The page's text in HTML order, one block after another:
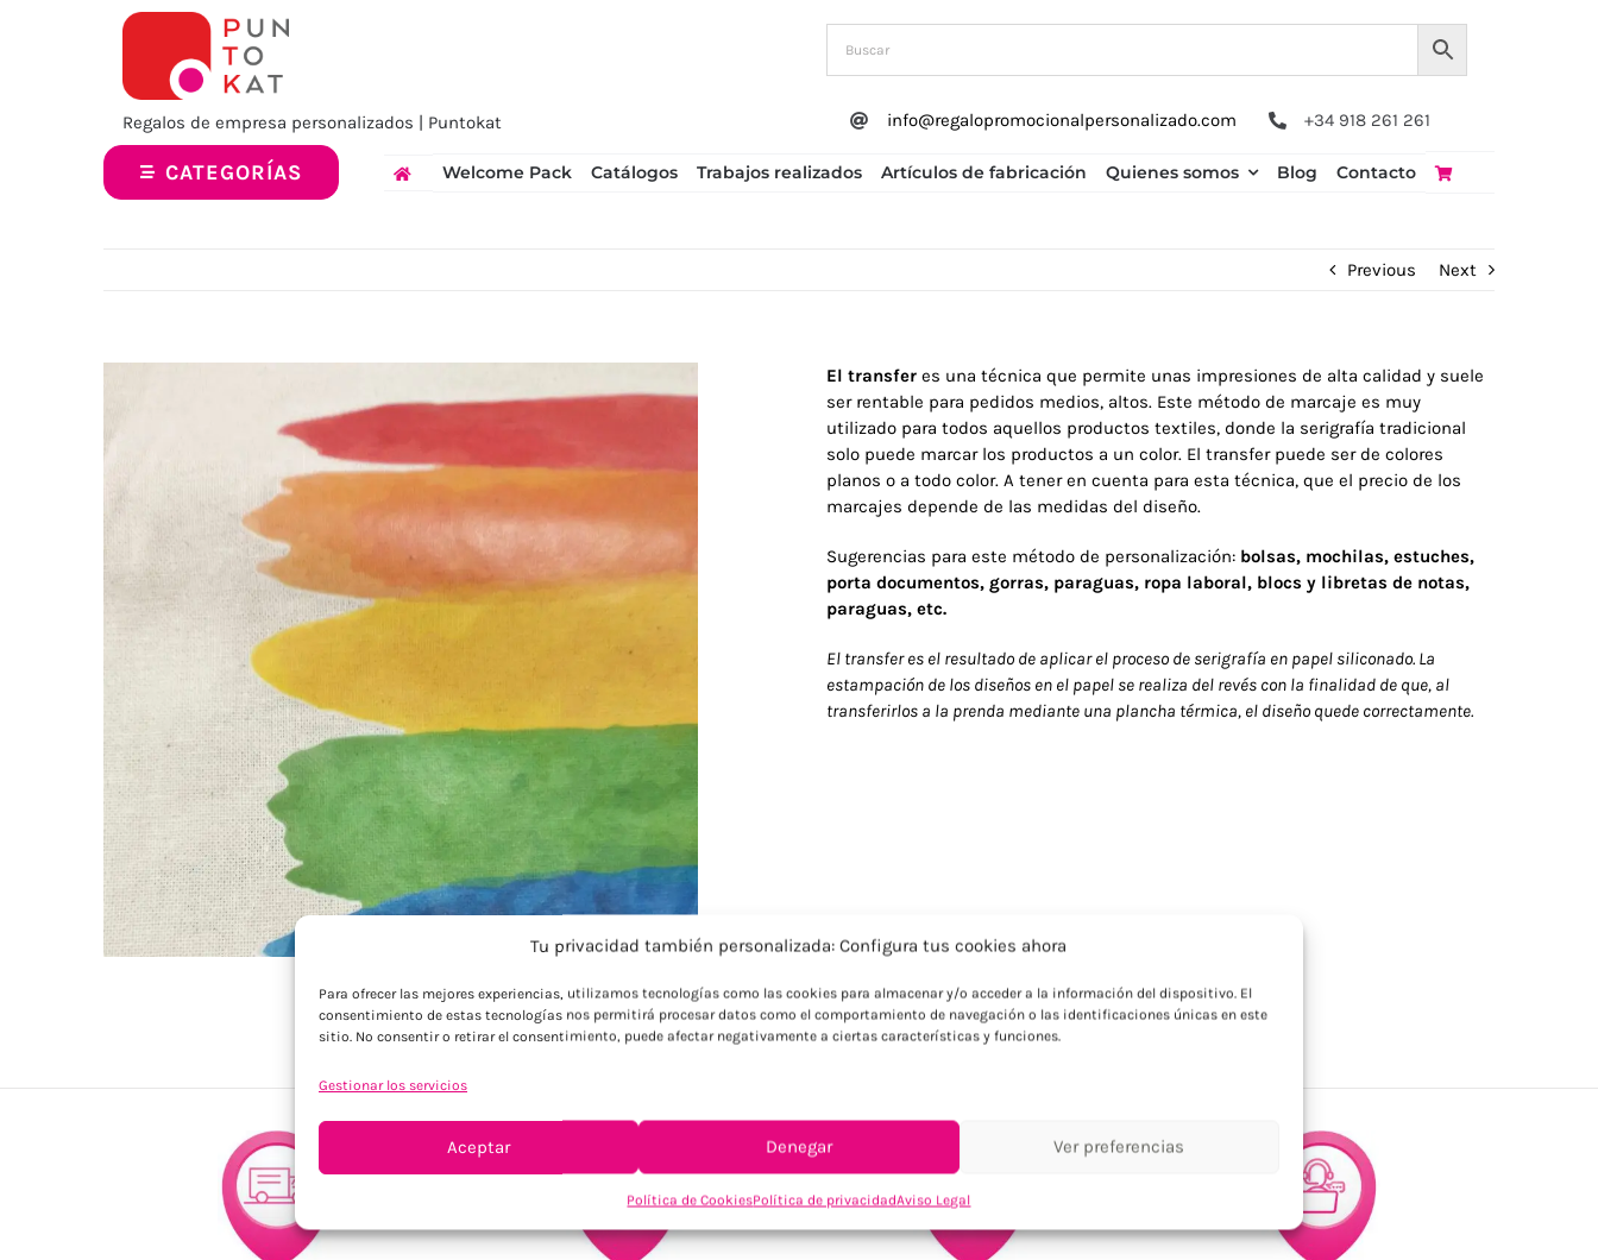
Tu privacidad también personalizada: Configura tus cookies ahora
Para ofrecer las mejores experiencias, utilizamos tecnologías como las cookies para almacenar y/o acceder a la información del dispositivo. El
consentimiento de estas tecnologías nos permitirá procesar datos como el comportamiento de navegación o las identificaciones únicas en este
sitio. No consentir o retirar el consentimiento, puede afectar negativamente a ciertas características y funciones.
Gestionar los servicios
Aceptar Denegar Ver preferencias
Política de CookiesPolítica de privacidadAviso Legal
Regalos de empresa personalizados | Puntokat info@regalopromocionalpersonalizado.com +34 918 261 261
CATEGORÍAS Welcome Pack Catálogos Trabajos realizados Artículos de fabricación Quienes somos Blog Contacto
Previous Next
El transfer es una técnica que permite unas impresiones de alta calidad y suele
ser rentable para pedidos medios, altos. Este método de marcaje es muy
utilizado para todos aquellos productos textiles, donde la serigrafía tradicional
solo puede marcar los productos a un color. El transfer puede ser de colores
planos o a todo color. A tener en cuenta para esta técnica, que el precio de los
marcajes depende de las medidas del diseño.
Sugerencias para este método de personalización: bolsas, mochilas, estuches,
porta documentos, gorras, paraguas, ropa laboral, blocs y libretas de notas,
paraguas, etc.
El transfer es el resultado de aplicar el proceso de serigrafía en papel siliconado. La
estampación de los diseños en el papel se realiza del revés con la finalidad de que, al
transferirlos a la prenda mediante una plancha térmica, el diseño quede correctamente.